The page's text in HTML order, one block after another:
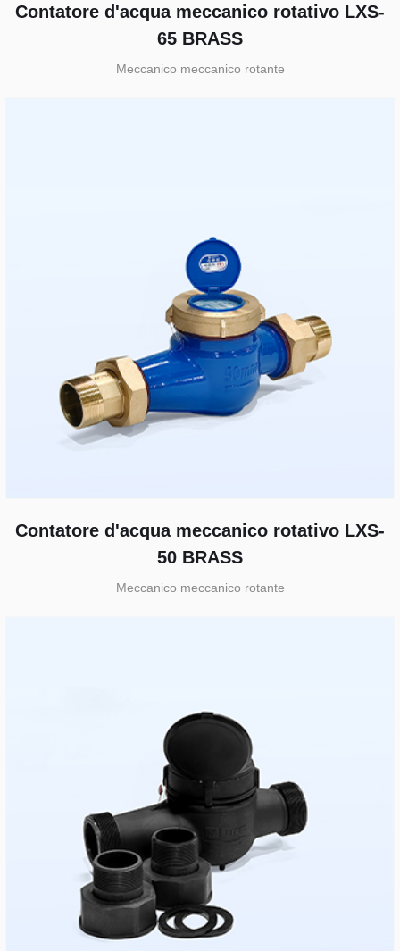
Contatore d'acqua meccanico rotativo LXS-
65 BRASS
Meccanico meccanico rotante
Contatore d'acqua meccanico rotativo LXS-
50 BRASS
Meccanico meccanico rotante